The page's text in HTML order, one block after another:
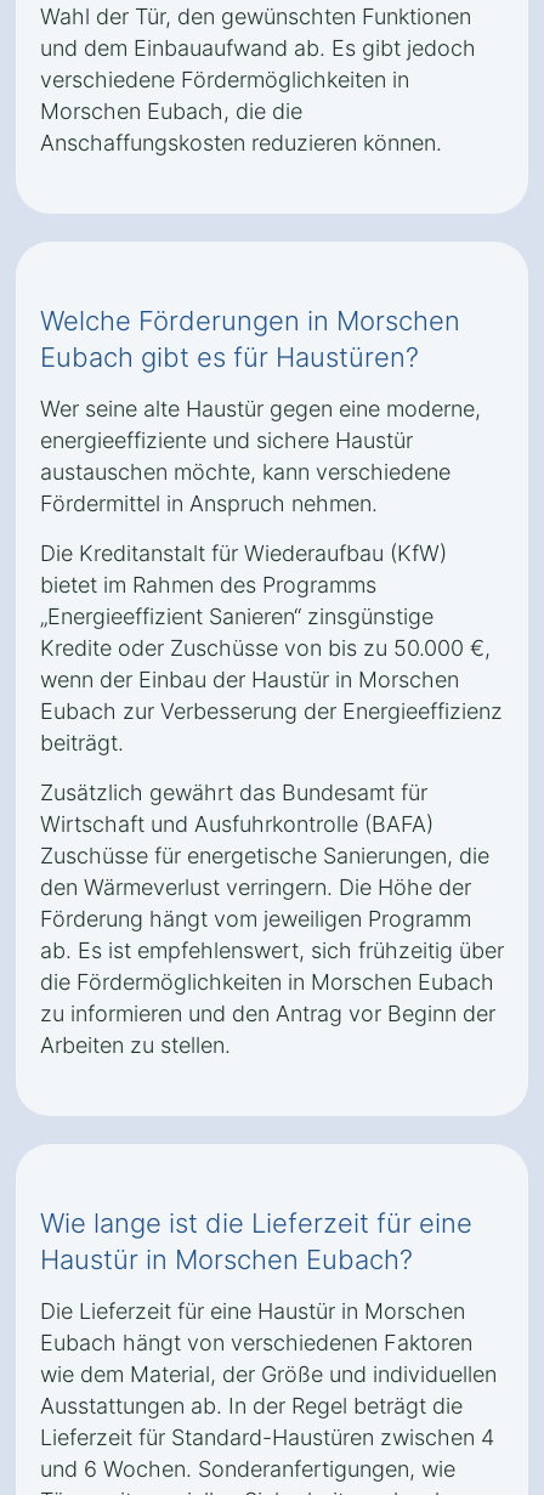
Wahl der Tür, den gewünschten Funktionen
und dem Einbauaufwand ab. Es gibt jedoch
verschiedene Fördermöglichkeiten in
Morschen Eubach, die die
Anschaffungskosten reduzieren können.
Welche Förderungen in Morschen
Eubach gibt es für Haustüren?
Wer seine alte Haustür gegen eine moderne,
energieeffiziente und sichere Haustür
austauschen möchte, kann verschiedene
Fördermittel in Anspruch nehmen.
Die Kreditanstalt für Wiederaufbau (KfW)
bietet im Rahmen des Programms
„Energieeffizient Sanieren“ zinsgünstige
Kredite oder Zuschüsse von bis zu 50.000 €,
wenn der Einbau der Haustür in Morschen
Eubach zur Verbesserung der Energieeffizienz
beiträgt.
Zusätzlich gewährt das Bundesamt für
Wirtschaft und Ausfuhrkontrolle (BAFA)
Zuschüsse für energetische Sanierungen, die
den Wärmeverlust verringern. Die Höhe der
Förderung hängt vom jeweiligen Programm
ab. Es ist empfehlenswert, sich frühzeitig über
die Fördermöglichkeiten in Morschen Eubach
zu informieren und den Antrag vor Beginn der
Arbeiten zu stellen.
Wie lange ist die Lieferzeit für eine
Haustür in Morschen Eubach?
Die Lieferzeit für eine Haustür in Morschen
Eubach hängt von verschiedenen Faktoren
wie dem Material, der Größe und individuellen
Ausstattungen ab. In der Regel beträgt die
Lieferzeit für Standard-Haustüren zwischen 4
und 6 Wochen. Sonderanfertigungen, wie